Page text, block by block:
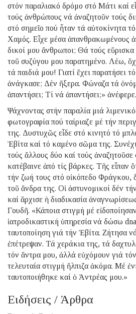
στόν παραλιακό δρόμο στό Μάτι καί
τούς ἀνθρώπους νά ἀναζητοῦν τούς
στό σημεῖο πού ἦταν τά αὐτοκίνητα
Χαμός. Εἶχε μέσα ἀπανθρακωμένους
δικοί μου ἄνθρωποι; Θά τούς
τοῦ συζύγου μου παρατημένο. Λέω,
τά παιδιά μου! Γιατί ἔχει παρατήσει
ἀνάγκασε; Δέν ἤξερα. Φώναζα τά
ἀπαντήσει; Τί νά ἀπαντήσει;» ἀνέφερε.
Ψάχνοντας στήν παραλία μιά
φωτογραφία πού ταίριαζε μέ τήν
της. Δυστυχῶς εἶδε στό κινητό τό
Ἐβίτα καί τό καμένο σῶμα της.
τούς ἄλλους δύο καί τούς
κατέβαινε ἀπό τίς βάρκες. Τῆς εἶπαν
τήν ζωή τους στό οἰκόπεδο Φράγκου,
τοῦ ἄνδρα της. Οἱ ἀστυνομικοί δέν
καί ἄρχισε ἡ διαδικασία
Γουδῆ. «Κάποια στιγμή μέ
ἰατροδικαστική ὑπηρεσία νά δώσω
ταυτοποίηση γιά τήν Ἐβίτα. Ζήτησα
ἐπέτρεψαν. Τά χεράκια της, τά
τόν ἄντρα μου, ἀλλά εὐχόμουν γιά
τελευταία στιγμή ἤλπιζα ἀκόμα. Μέ
ταυτοποιήθηκε καί ὁ Ἀντρέας μου.»
Ειδήσεις / Άρθρα